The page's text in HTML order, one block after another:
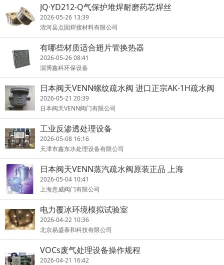
JQ·YD212-Q气保护堆焊耐磨药芯焊丝
2026-05-26 13:39
清河县点固焊接材料有限公司
有哪些材质适合翅片管换热器
2026-05-26 08:41
淄博鑫科环保设备
日本阀天VENN螺纹疏水阀 进口正宗AK-1H疏水阀
2026-05-21 20:39
日本阀天VENN阀门有限公司
工业反渗透处理设备
2026-05-08 16:16
天津市鑫东水处理设备有限公司
日本阀天VENN蒸汽疏水阀原装正品 上海
2026-05-04 10:41
上海意威阀门有限公司
电力覆冰环境模拟试验室
2026-04-22 10:36
北京易盛泰和科技有限公司
VOCs废气处理设备操作规程
2026-04-21 16:42